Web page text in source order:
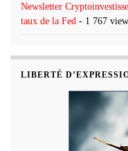
Newsletter
taux de la Fed - 1 767
LIBERTÉ